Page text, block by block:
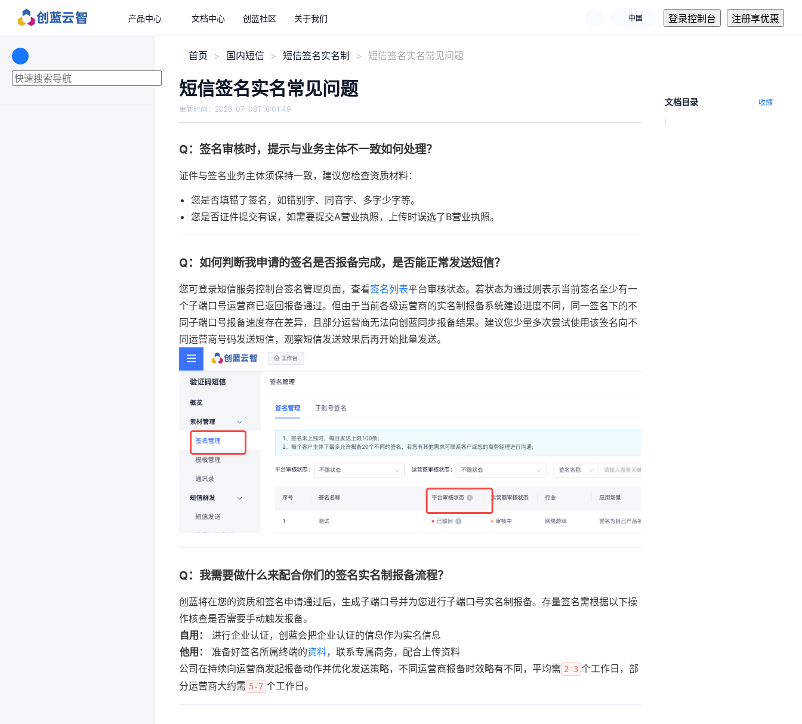
产品中心 文档中心 创蓝社区 关于我们 中国 登录控制台 注册享优惠
首页 国内短信 短信签名实名制 短信签名实名常见问题
短信签名实名常见问题
更新时间： 2026-07-08T16:01:49
Q：签名审核时，提示与业务主体不一致如何处理？
证件与签名业务主体须保持一致，建议您检查资质材料：
您是否填错了签名，如错别字、同音字、多字少字等。
您是否证件提交有误，如需要提交A营业执照，上传时误选了B营业执照。
Q：如何判断我申请的签名是否报备完成，是否能正常发送短信？
您可登录短信服务控制台签名管理页面，查看签名列表平台审核状态。若状态为通过则表示当前签名至少有一
个子端口号运营商已返回报备通过。但由于当前各级运营商的实名制报备系统建设进度不同，同一签名下的不
同子端口号报备速度存在差异，且部分运营商无法向创蓝同步报备结果。建议您少量多次尝试使用该签名向不
同运营商号码发送短信，观察短信发送效果后再开始批量发送。
Q：我需要做什么来配合你们的签名实名制报备流程？
创蓝将在您的资质和签名申请通过后，生成子端口号并为您进行子端口号实名制报备。存量签名需根据以下操
自用：
他用：
准备好签名所属终端的资料，联系专属商务，配合上传资料
公司在持续向运营商发起报备动作并优化发送策略，不同运营商报备时效略有不同，平均需 2-3 个工作日，部
分运营商大约需 5-7 个工作日。
文档目录 收缩